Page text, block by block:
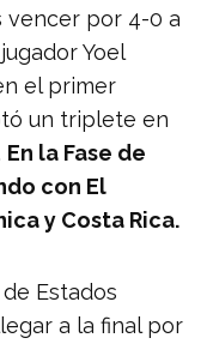
vencer por 4-0 a
Yoel
el primer
un triplete en
En la Fase de
con El
y Costa Rica.
Estados
a la final por